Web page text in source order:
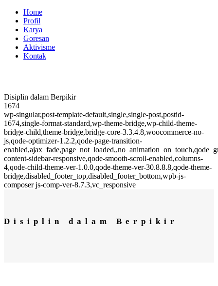
Home
Profil
Karya
Goresan
Aktivisme
Kontak
Disiplin dalam Berpikir
1674
wp-singular,post-template-default,single,single-post,postid-
1674,single-format-standard,wp-theme-bridge,wp-child-theme-
bridge-child,theme-bridge,bridge-core-3.3.4.8,woocommerce-no-
js,qode-optimizer-1.2.2,qode-page-transition-
content-sidebar-responsive,qode-smooth-scroll-enabled,columns-
4,qode-child-theme-ver-1.0.0,qode-theme-ver-30.8.8.8,qode-theme-
bridge,disabled_footer_top,disabled_footer_bottom,wpb-js-
composer js-comp-ver-8.7.3,vc_responsive
Disiplin dalam Berpikir